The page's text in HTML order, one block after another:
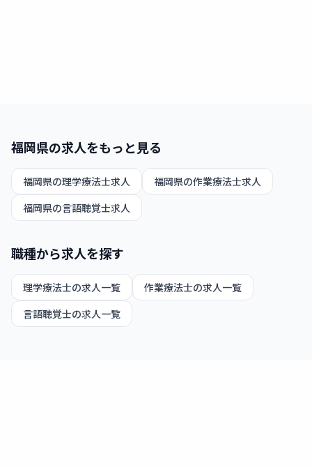
福岡県の求人をもっと見る
福岡県の理学療法士求人 福岡県の作業療法士求人
福岡県の言語聴覚士求人
職種から求人を探す
理学療法士の求人一覧 作業療法士の求人一覧
言語聴覚士の求人一覧